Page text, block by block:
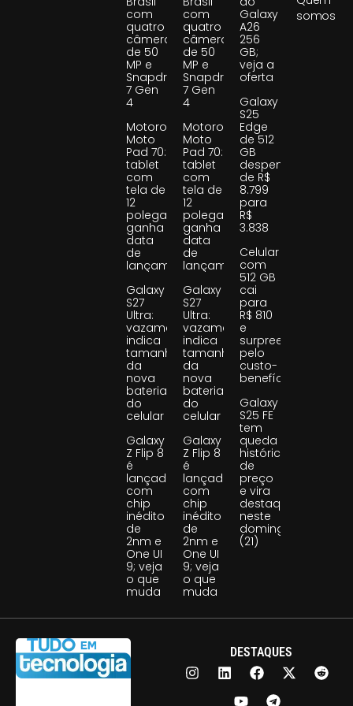
com
quatro
câmeras
de 50
MP e
Snapdragon
7 Gen
4
Motorola
Moto
Pad 70:
tablet
com
tela de
12
polegadas
ganha
data
de
lançamento
Galaxy
S27
Ultra:
vazamento
indica
tamanho
da
nova
bateria
do
celular
Galaxy
Z Flip 8
é
lançado
com
chip
inédito
de
2nm e
One UI
9; veja
o que
muda
com
quatro
câmeras
de 50
MP e
Snapdragon
7 Gen
4
Motorola
Moto
Pad 70:
tablet
com
tela de
12
polegadas
ganha
data
de
lançamento
Galaxy
S27
Ultra:
vazamento
indica
tamanho
da
nova
bateria
do
celular
Galaxy
Z Flip 8
é
lançado
com
chip
inédito
de
2nm e
One UI
9; veja
o que
muda
Galaxy
A26
256
GB;
veja a
oferta
Galaxy
S25
Edge
de 512
GB
despenca
de R$
8.799
para
R$
3.838
Celular
com
512 GB
cai
para
R$ 810
e
surpreende
pelo
custo-
benefício
Galaxy
S25 FE
tem
queda
histórica
de
preço
e vira
destaque
neste
domingo
(21)
somos
DESTAQUES